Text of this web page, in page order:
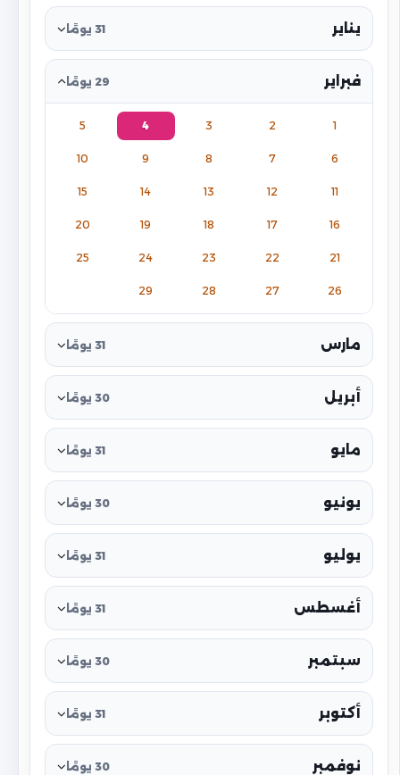
يناير 31 يومًا
فبراير 29 يومًا
1
2
3
4
5
6
7
8
9
10
11
12
13
14
15
16
17
18
19
20
21
22
23
24
25
26
27
28
29
مارس 31 يومًا
أبريل 30 يومًا
مايو 31 يومًا
يونيو 30 يومًا
يوليو 31 يومًا
أغسطس 31 يومًا
سبتمبر 30 يومًا
أكتوبر 31 يومًا
نوفمبر 30 يومًا